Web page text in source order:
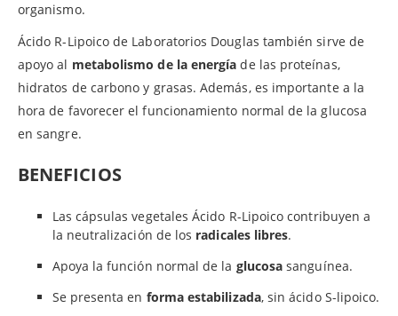
organismo.
Ácido R-Lipoico de Laboratorios Douglas también sirve de
apoyo al metabolismo de la energía de las proteínas,
hidratos de carbono y grasas. Además, es importante a la
hora de favorecer el funcionamiento normal de la glucosa
en sangre.
BENEFICIOS
Las cápsulas vegetales Ácido R-Lipoico contribuyen a
la neutralización de los radicales libres.
Apoya la función normal de la glucosa sanguínea.
Se presenta en forma estabilizada, sin ácido S-lipoico.